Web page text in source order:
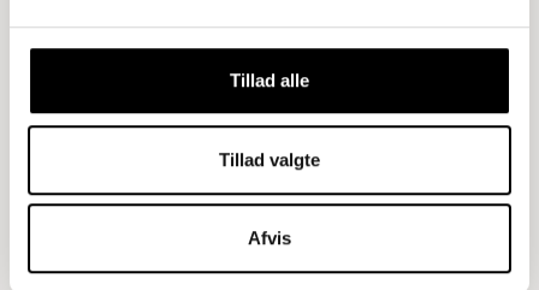
Tillad alle
Tillad valgte
Afvis
1 fag 2 fag 3 fag